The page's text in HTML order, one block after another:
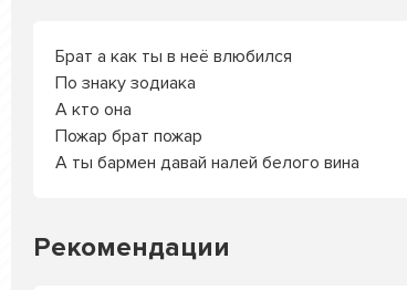
Брат а как ты в неё влюбился
По знаку зодиака
А кто она
Пожар брат пожар
А ты бармен давай налей белого вина
Рекомендации